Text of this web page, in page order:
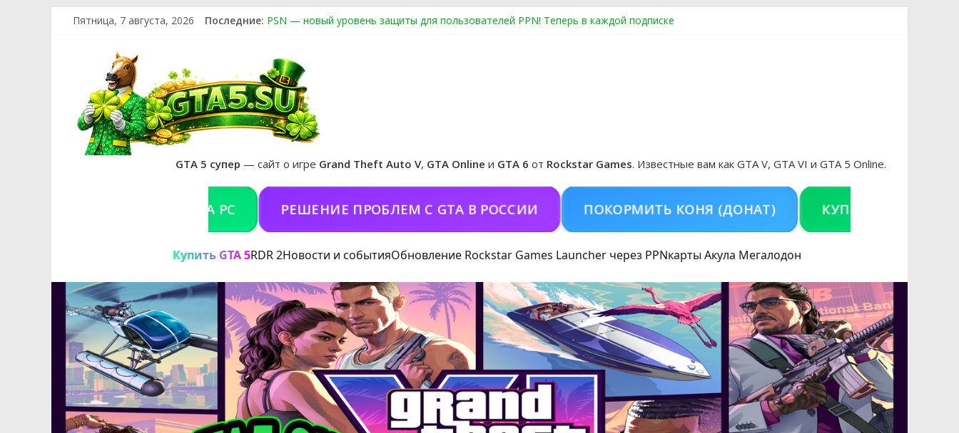
Пятница, 7 августа, 2026 Последние: PSN — новый уровень защиты для пользователей PPN! Теперь в каждой подписке
Получайте особые награды в GTA Online по программе Fine Art Collector
GTA 6 официальная обложка игры и Предзаказ Grand Theft Auto VI
GTA 5 супер — сайт о игре Grand Theft Auto V, GTA Online и GTA 6 от Rockstar Games. Известные вам как GTA V, GTA VI и GTA 5 Online.
РЕШЕНИЕ ПРОБЛЕМ С GTA В РОССИИ ПОКОРМИТЬ КОНЯ (ДОНАТ) КУПИТЬ GTA 5 ONLINE НА
Купить GTA 5RDR 2Новости и событияОбновление Rockstar Games Launcher через PPNкарты Акула Мегалодон